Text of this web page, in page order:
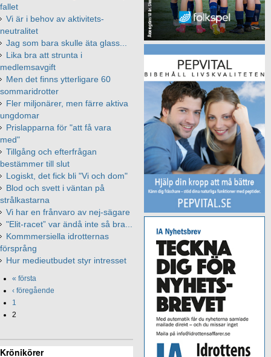
fallet
Vi är i behov av aktivitets-
neutralitet
Jag som bara skulle äta glass...
Lika bra att strunta i
medlemsavgift
Men det finns ytterligare 60
sommaridrotter
Fler miljonärer, men färre aktiva
ungdomar
Prislapparna för "att få vara
med"
Tillgång och efterfrågan
bestämmer till slut
Logiskt, det fick bli "Vi och dom"
Blod och svett i väntan på
strålkastarna
Vi har en frånvaro av nej-sägare
"Elit-racet” var ändå inte så bra...
Kommmersiella idrotternas
försprång
Hur medieutbudet styr intresset
« första
‹ föregående
1
2
Krönikörer